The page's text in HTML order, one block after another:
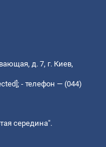
д. 7, г. Киев,
; - телефон — (044)
середина".